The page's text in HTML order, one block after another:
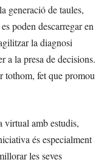
generació de taules,
poden descarregar en
la diagnosi
a la presa de decisions.
tothom, fet que promou
virtual amb estudis,
és especialment
les seves